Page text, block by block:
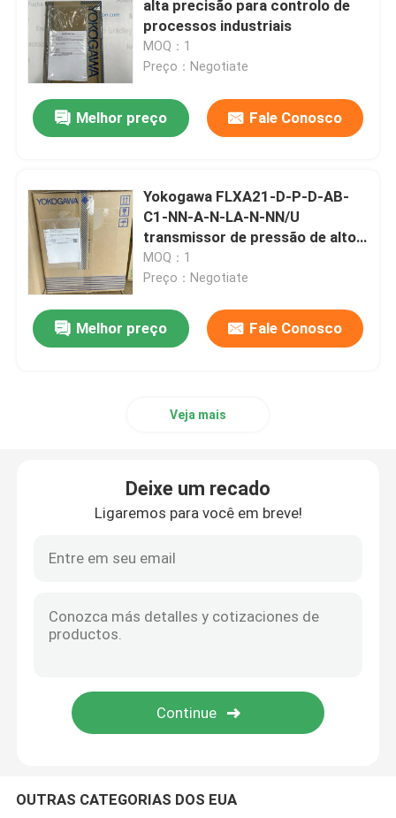
Posicionador de válvula ABB
Transmissor HONEYWELL
Comunicação de dispositivos EMERSON TREX
Transmissor SIEMENS
Instrumentos SICK
Sensores Keyence
Componentes Phoenix
alta precisão para controlo de
processos industriais
MOQ：1
Preço：Negotiate
Melhor preço Fale Conosco
Yokogawa FLXA21-D-P-D-AB-
C1-NN-A-N-LA-N-NN/U
transmissor de pressão de alto
desempenho
MOQ：1
Preço：Negotiate
Melhor preço Fale Conosco
Veja mais
Deixe um recado
Ligaremos para você em breve!
OUTRAS CATEGORIAS DOS EUA